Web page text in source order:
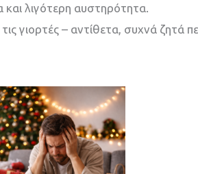
λιγότερη αυστηρότητα.
γιορτές – αντίθετα, συχνά ζητά